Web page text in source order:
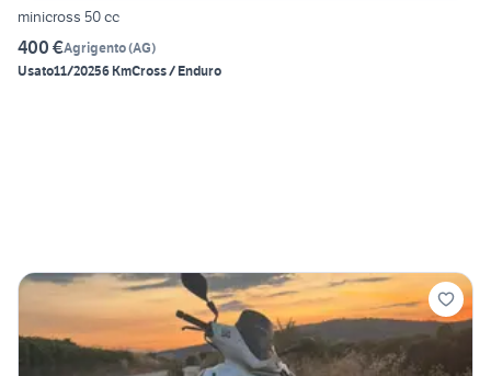
minicross 50 cc
400 €Agrigento(AG)
Usato11/20256 KmCross / Enduro